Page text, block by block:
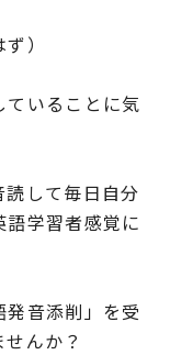
）
いることに気
して毎日自分
学習者感覚に
音添削」を受
んか？